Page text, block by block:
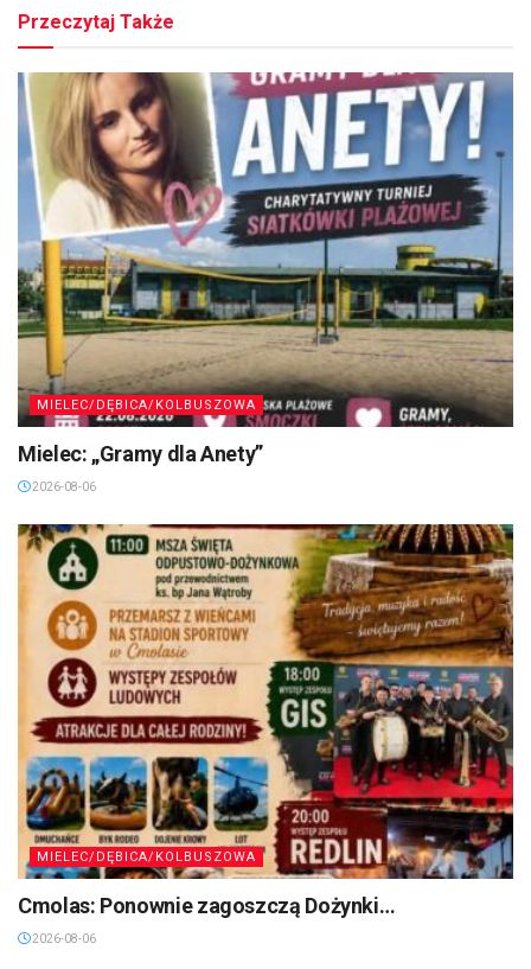
Przeczytaj Także
MIELEC/DĘBICA/KOLBUSZOWA
Mielec: „Gramy dla Anety”
2026-08-06
MIELEC/DĘBICA/KOLBUSZOWA
Cmolas: Ponownie zagoszczą Dożynki…
2026-08-06